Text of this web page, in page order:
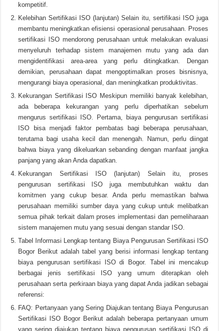
kompetitif.
Kelebihan Sertifikasi ISO (lanjutan) Selain itu, sertifikasi ISO juga
membantu meningkatkan efisiensi operasional perusahaan. Proses
sertifikasi ISO mendorong perusahaan untuk melakukan evaluasi
menyeluruh terhadap sistem manajemen mutu yang ada dan
mengidentifikasi area-area yang perlu ditingkatkan. Dengan
demikian, perusahaan dapat mengoptimalkan proses bisnisnya,
mengurangi biaya operasional, dan meningkatkan produktivitas.
Kekurangan Sertifikasi ISO Meskipun memiliki banyak kelebihan,
ada beberapa kekurangan yang perlu diperhatikan sebelum
mengurus sertifikasi ISO. Pertama, biaya pengurusan sertifikasi
ISO bisa menjadi faktor pembatas bagi beberapa perusahaan,
terutama bagi usaha kecil dan menengah. Namun, perlu diingat
bahwa biaya yang dikeluarkan sebanding dengan manfaat jangka
panjang yang akan Anda dapatkan.
Kekurangan Sertifikasi ISO (lanjutan) Selain itu, proses
pengurusan sertifikasi ISO juga membutuhkan waktu dan
komitmen yang cukup besar. Anda perlu memastikan bahwa
perusahaan memiliki sumber daya yang cukup untuk melibatkan
semua pihak terkait dalam proses implementasi dan pemeliharaan
sistem manajemen mutu yang sesuai dengan standar ISO.
Tabel Informasi Lengkap tentang Biaya Pengurusan Sertifikasi ISO
Bogor Berikut adalah tabel yang berisi informasi lengkap tentang
biaya pengurusan sertifikasi ISO di Bogor. Tabel ini mencakup
berbagai jenis sertifikasi ISO yang umum diterapkan oleh
perusahaan serta perkiraan biaya yang dapat Anda jadikan sebagai
referensi:
FAQ: Pertanyaan yang Sering Diajukan tentang Biaya Pengurusan
Sertifikasi ISO Bogor Berikut adalah beberapa pertanyaan umum
yang sering diajukan tentang biaya pengurusan sertifikasi ISO di